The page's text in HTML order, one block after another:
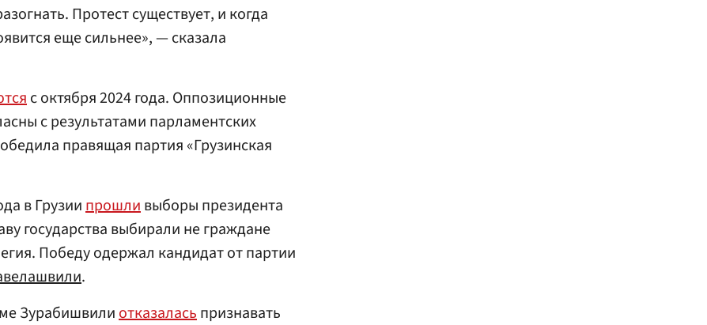
Протест существует, и когда
еще сильнее», — сказала
с октября 2024 года. Оппозиционные
с результатами парламентских
правящая партия «Грузинская
в Грузиипрошливыборы президента
государства выбирали не граждане
Победу одержал кандидат от партии
.
Зурабишвилиотказаласьпризнавать